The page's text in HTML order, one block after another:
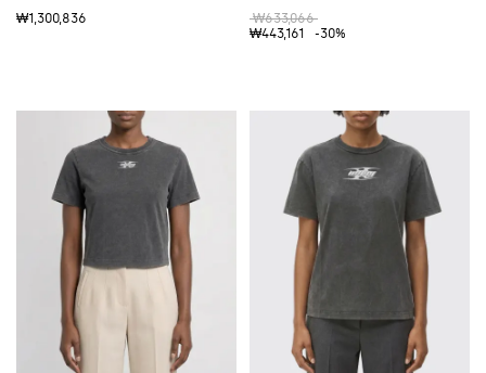
₩1,300,836
₩633,066
₩443,161
-30%